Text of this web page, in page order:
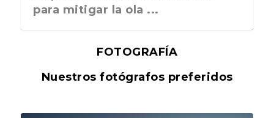
para mitigar la ola ...
FOTOGRAFÍA
Nuestros fotógrafos preferidos